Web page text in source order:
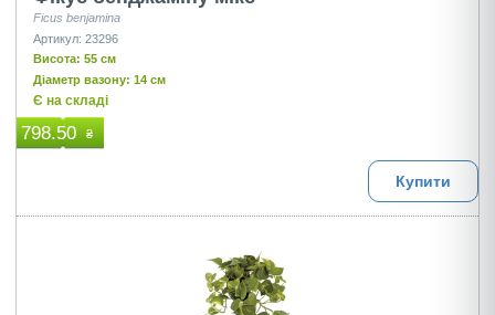
Ficus benjamina
Артикул: 23296
Висота: 55 см
Діаметр вазону: 14 см
Є на складі
798.50 ₴
Купити